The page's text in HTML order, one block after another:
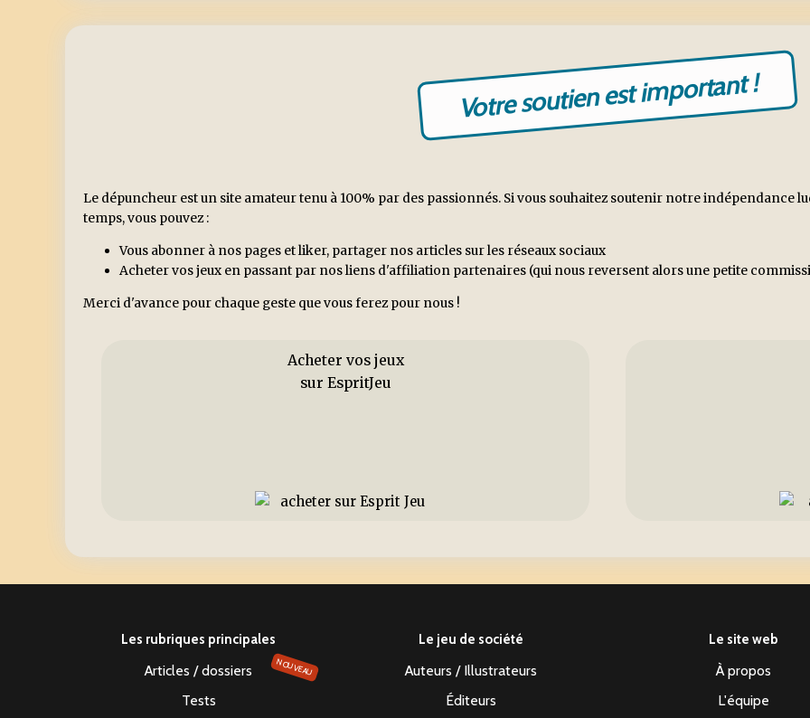
Votre soutien est important !
Le dépuncheur est un site amateur tenu à 100% par des passionnés. Si vous souhaitez soutenir notre indépendance
temps, vous pouvez :
Vous abonner à nos pages et liker, partager nos articles sur les réseaux sociaux
Acheter vos jeux en passant par nos liens d'affiliation partenaires (qui nous reversent alors une petite
Merci d'avance pour chaque geste que vous ferez pour nous !
Acheter vos jeux
sur EspritJeu
Les rubriques principales
Articles / dossiers NOUVEAU
Tests
Le jeu de société
Auteurs / Illustrateurs
Éditeurs
Le site web
À propos
L'équipe